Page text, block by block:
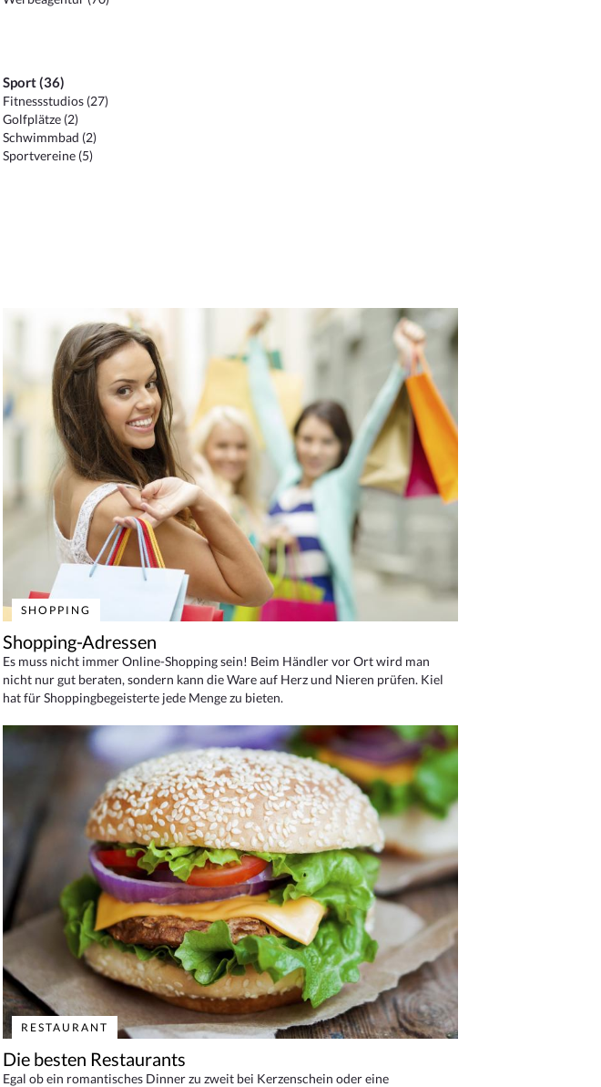
Sport (36)
Fitnessstudios (27)
Golfplätze (2)
Schwimmbad (2)
Sportvereine (5)
SHOPPING
Shopping-Adressen
Es muss nicht immer Online-Shopping sein! Beim Händler vor Ort wird man
nicht nur gut beraten, sondern kann die Ware auf Herz und Nieren prüfen. Kiel
hat für Shoppingbegeisterte jede Menge zu bieten.
RESTAURANT
Die besten Restaurants
Egal ob ein romantisches Dinner zu zweit bei Kerzenschein oder eine